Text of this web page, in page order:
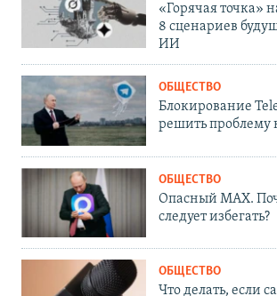
«Горячая точка»
8 сценариев
ИИ
ОБЩЕСТВО
Блокирование
решить
ОБЩЕСТВО
Опасный MAX.
следует избегать?
ОБЩЕСТВО
Что делать, если